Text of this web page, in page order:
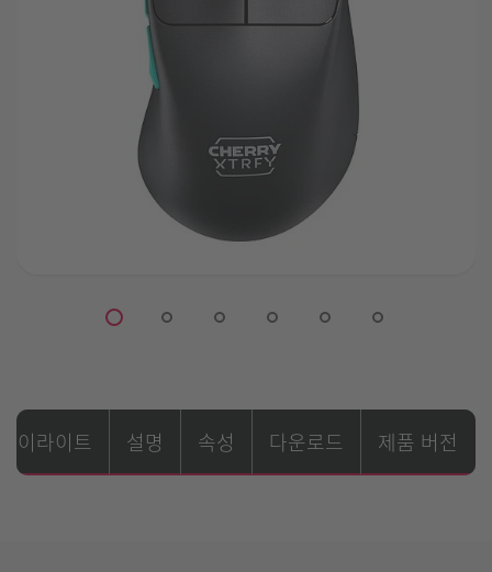
하이라이트 설명 속성 다운로드 제품 버전